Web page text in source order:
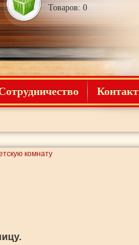
Товаров: 0
комнату